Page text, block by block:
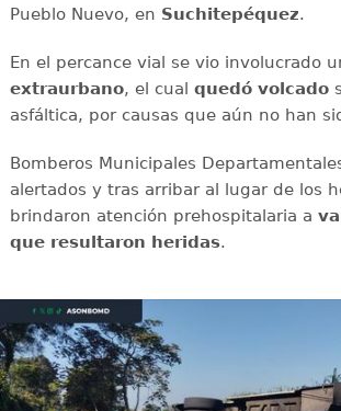
Pueblo Nuevo, en Suchitepéquez.
En el percance vial se vio involucrado
extraurbano, el cual quedó volcado
asfáltica, por causas que aún no han
Bomberos Municipales
alertados y tras arribar al lugar de los
brindaron atención prehospitalaria a
que resultaron heridas.